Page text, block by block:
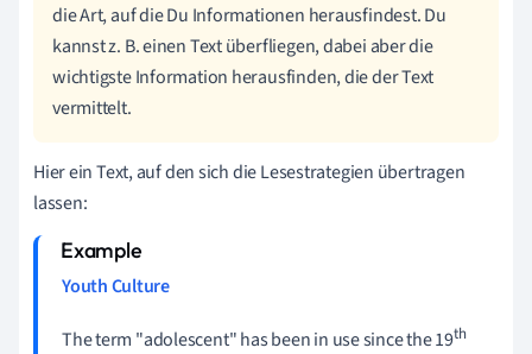
die Art, auf die Du Informationen herausfindest. Du
kannst z. B. einen Text überfliegen, dabei aber die
wichtigste Information herausfinden, die der Text
vermittelt.
Hier ein Text, auf den sich die Lesestrategien übertragen
lassen:
Youth Culture
The term "adolescent" has been in use since the 19th